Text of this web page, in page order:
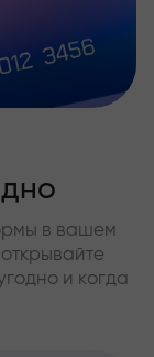
в вашем
и когда